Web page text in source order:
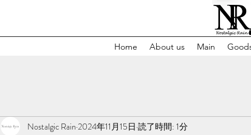
Home About us Main
Nostalgic Rain 2024年11月15日 読了時間: 1分